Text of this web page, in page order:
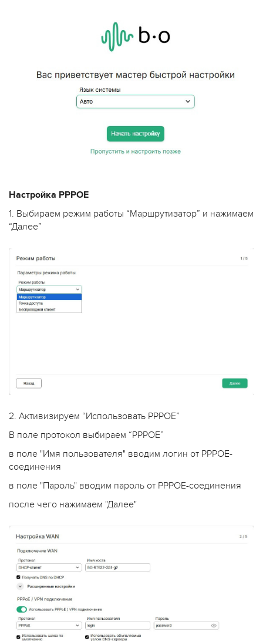
Настройка PPPOE
1. Выбираем режим работы “Маршрутизатор” и нажимаем
“Далее”
2. Активизируем “Использовать PPPOE”
В поле протокол выбираем “PPPOE”
в поле "Имя пользователя" вводим логин от PPPOE-
соединения
в поле "Пароль" вводим пароль от PPPOE-соединения
после чего нажимаем "Далее"